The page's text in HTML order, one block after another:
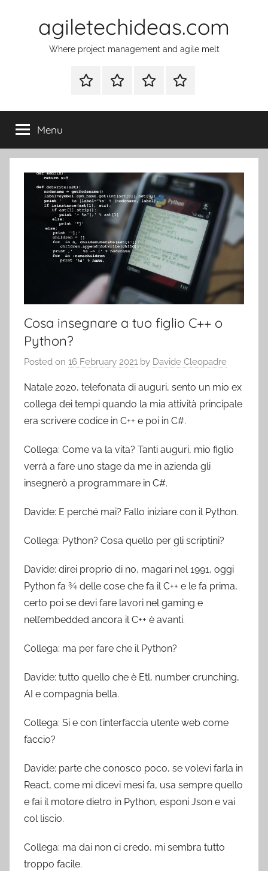
agiletechideas.com
Where project management and agile melt
Why
Ideas
agile
Diplomacy
the
About Contacts
Menu
Cosa insegnare a tuo figlio C++ o
Python?
Posted on 16 February 2021 by Davide Cleopadre
Natale 2020, telefonata di auguri, sento un mio ex
collega dei tempi quando la mia attività principale
era scrivere codice in C++ e poi in C#.
Collega: Come va la vita? Tanti auguri, mio figlio
verrà a fare uno stage da me in azienda gli
insegnerò a programmare in C#.
Davide: E perché mai? Fallo iniziare con il Python.
Collega: Python? Cosa quello per gli scriptini?
Davide: direi proprio di no, magari nel 1991, oggi
Python fa ¾ delle cose che fa il C++ e le fa prima,
certo poi se devi fare lavori nel gaming e
nell’embedded ancora il C++ è avanti.
Collega: ma per fare che il Python?
Davide: tutto quello che è Etl, number crunching,
AI e compagnia bella.
Collega: Si e con l’interfaccia utente web come
faccio?
Davide: parte che conosco poco, se volevi farla in
React, come mi dicevi mesi fa, usa sempre quello
e fai il motore dietro in Python, esponi Json e vai
col liscio.
Collega: ma dai non ci credo, mi sembra tutto
troppo facile.